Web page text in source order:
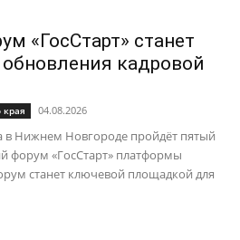
«ГосСтарт» станет
кадровой
края 04.08.2026
в Нижнем Новгороде пройдёт пятый
форум «ГосСтарт» платформы
станет ключевой площадкой для